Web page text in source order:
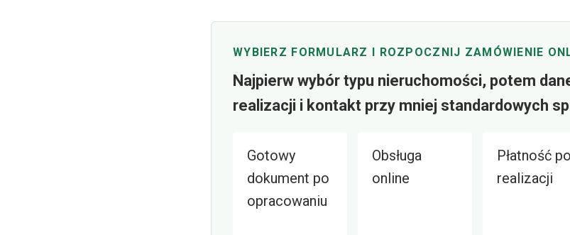
WYBIERZ FORMULARZ I ROZPOCZNIJ ZAMÓWIENIE
Najpierw wybór typu nieruchomości, potem
realizacji i kontakt przy mniej standardowych
Gotowy
dokument po
opracowaniu
Obsługa
online
Płatność po
realizacji